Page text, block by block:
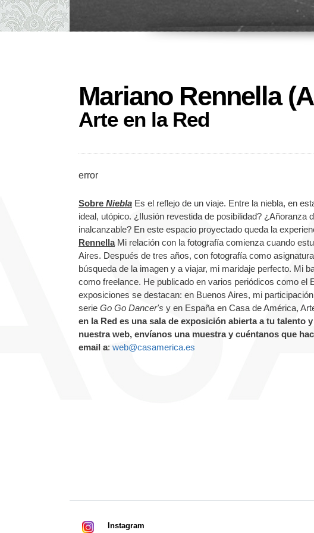
Mariano Rennella
Arte en la Red
error
Sobre Niebla Es el reflejo de un viaje. Entre la niebla, en
ideal, utópico. ¿Ilusión revestida de posibilidad?
inalcanzable? En este espacio proyectado queda la
RennellaMi relación con la fotografía comienza cuando
Aires. Después de tres años, con fotografía como
búsqueda de la imagen y a viajar, mi maridaje perfecto. Mi
como freelance. He publicado en varios periódicos como el
exposiciones se destacan: en Buenos Aires, mi
serie Go Go Dancer's y en España en Casa de América,
en la Red es una sala de exposición abierta a tu talento
nuestra web, envíanos una muestra y cuéntanos que
email a: web@casamerica.es
Instagram